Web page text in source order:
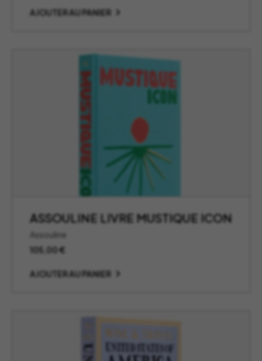
AJOUTER AU PANIER
ASSOULINE LIVRE MUSTIQUE ICON
Assouline
105,00€
AJOUTER AU PANIER